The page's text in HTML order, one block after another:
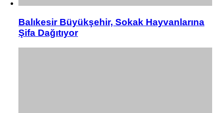
Balıkesir Büyükşehir, Sokak Hayvanlarına
Şifa Dağıtıyor